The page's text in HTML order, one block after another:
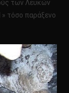
των Λευκών
» τόσο παράξενο